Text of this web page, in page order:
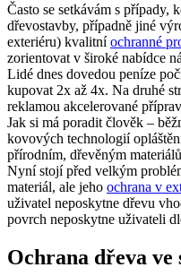
Často se setkávám s případy,
dřevostavby, případně jiné
exteriéru) kvalitníochranné
zorientovat v široké nabídce
Lidé dnes dovedou peníze
kupovat 2x až 4x. Na druhé
reklamou akcelerované
Jak si má poradit člověk –
kovových technologií
přírodním, dřevěným
Nyní stojí před velkým
materiál, ale jeho ochrana v
uživatel neposkytne dřevu
povrch neposkytne uživateli
Ochrana dřeva ve